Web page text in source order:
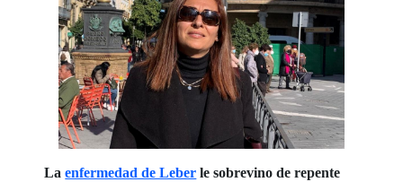
Laenfermedad de Leber le sobrevino de repente